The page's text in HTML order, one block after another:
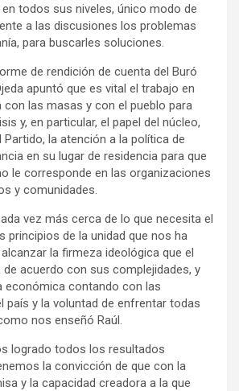
todos sus niveles, único modo de
a las discusiones los problemas
para buscarles soluciones.
de rendición de cuenta del Buró
apuntó que es vital el trabajo en
con las masas y con el pueblo para
y, en particular, el papel del núcleo,
la atención a la política de
en su lugar de residencia para que
le corresponde en las organizaciones
y comunidades.
vez más cerca de lo que necesita el
principios de la unidad que nos ha
la firmeza ideológica que el
acuerdo con sus complejidades, y
económica contando con las
país y la voluntad de enfrentar todas
nos enseñó Raúl.
logrado todos los resultados
la convicción de que con la
y la capacidad creadora a la que